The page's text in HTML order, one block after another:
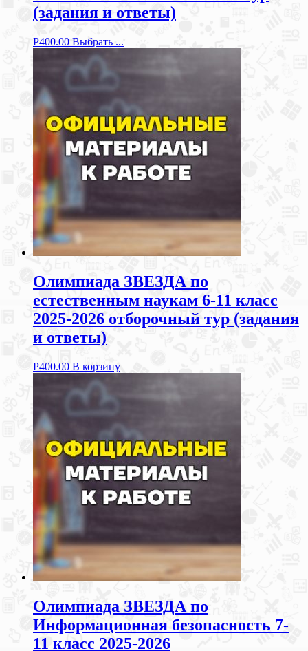
(задания и ответы)
Р400.00 Выбрать ...
Олимпиада ЗВЕЗДА по
естественным наукам 6-11 класс
2025-2026 отборочный тур (задания
и ответы)
Р400.00 В корзину
Олимпиада ЗВЕЗДА по
Информационная безопасность 7-
11 класс 2025-2026